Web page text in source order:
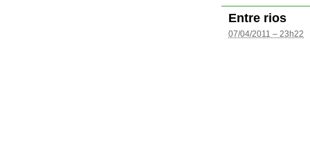
Entre rios
07/04/2011 – 23h22